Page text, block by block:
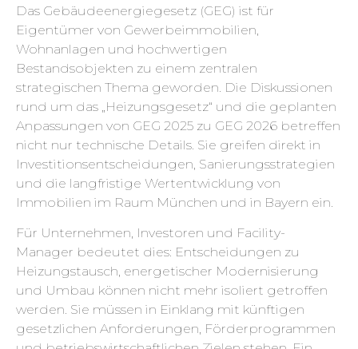
Das Gebäudeenergiegesetz (GEG) ist für
Eigentümer von Gewerbeimmobilien,
Wohnanlagen und hochwertigen
Bestandsobjekten zu einem zentralen
strategischen Thema geworden. Die Diskussionen
rund um das „Heizungsgesetz“ und die geplanten
Anpassungen von GEG 2025 zu GEG 2026 betreffen
nicht nur technische Details. Sie greifen direkt in
Investitionsentscheidungen, Sanierungsstrategien
und die langfristige Wertentwicklung von
Immobilien im Raum München und in Bayern ein.
Für Unternehmen, Investoren und Facility-
Manager bedeutet dies: Entscheidungen zu
Heizungstausch, energetischer Modernisierung
und Umbau können nicht mehr isoliert getroffen
werden. Sie müssen in Einklang mit künftigen
gesetzlichen Anforderungen, Förderprogrammen